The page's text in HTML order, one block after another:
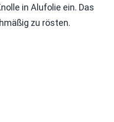
in Alufolie ein. Das
zu rösten.